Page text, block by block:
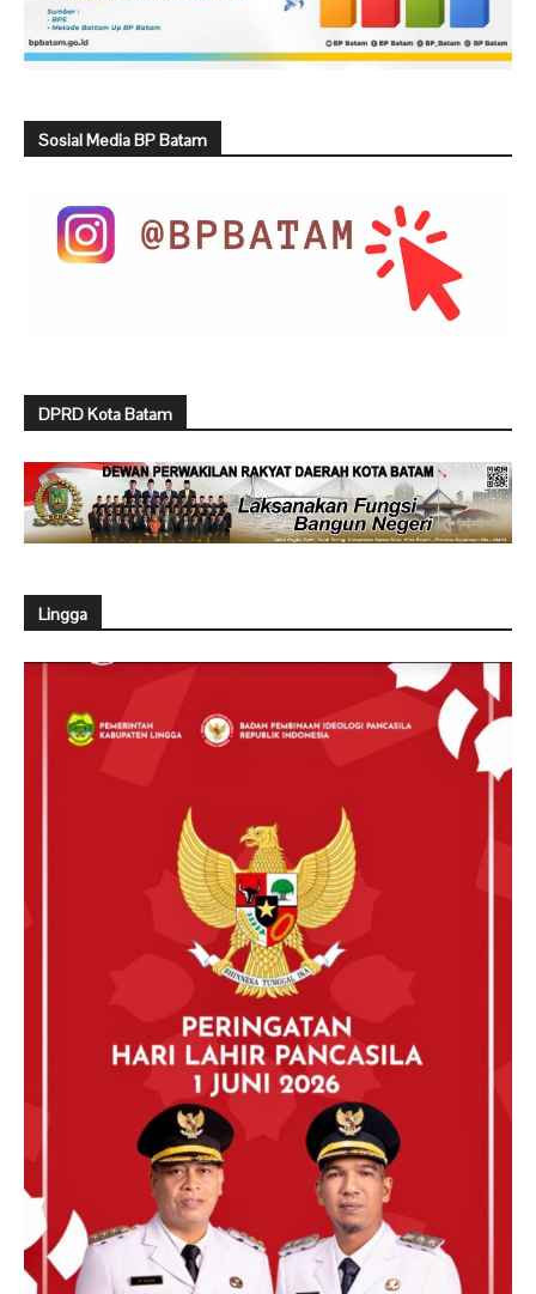
Sosial Media BP Batam
DPRD Kota Batam
Lingga